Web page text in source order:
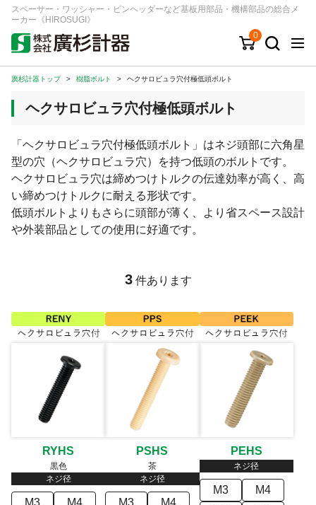
スペーサー・ワッシャー・ピンヘッダーなど基板用部品・機構部品の総合メ
ーカー《HIROSUGI》
0
キーワード 品番/シリーズ
商品カテゴリから探す
シリーズから探す
ログイン
注文・見積りについて
廣杉計器トップ > 樹脂ボルト > ヘクサロビュラ穴付極低頭ボルト
ヘクサロビュラ穴付極低頭ボルト
「ヘクサロビュラ穴付極低頭ボルト」はネジ頭部に六角星
型の穴（ヘクサロビュラ穴）を持つ低頭のボルトです。
ヘクサロビュラ穴は締めつけトルクの伝達効率が高く、高
い締めつけトルクに耐える形状です。
低頭ボルトよりもさらに頭部が薄く、より省スペース設計
や外装部品としての使用に好適です。
3 件あります
RYHS
黒色
ネジ径
PSHS
茶
ネジ径
PEHS
ネジ径
M3
M4